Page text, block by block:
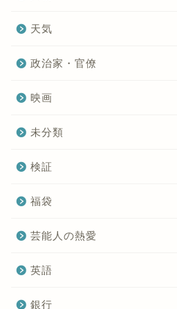
天気
政治家・官僚
映画
未分類
検証
福袋
芸能人の熱愛
英語
銀行